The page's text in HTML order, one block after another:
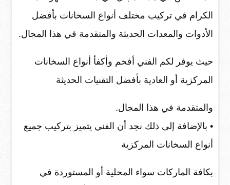
الكرام في تركيب مختلف أنواع السخانات بأفضل
الأدوات والمعدات الحديثة والمتقدمة في هذا المجال.
حيث يوفر لكم الفني أفخم وأكفأ أنواع السخانات
المركزية أو العادية بأفضل التقنيات الحديثة
والمتقدمة في هذا المجال.
• بالإضافة إلى ذلك نجد أن الفني يتميز بتركيب جميع
أنواع السخانات المركزية
بكافة الماركات سواء المحلية أو المستوردة في